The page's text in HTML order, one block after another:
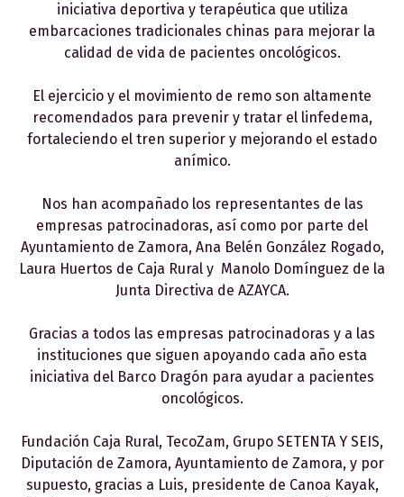
iniciativa deportiva y terapéutica que utiliza
embarcaciones tradicionales chinas para mejorar la
calidad de vida de pacientes oncológicos.
El ejercicio y el movimiento de remo son altamente
recomendados para prevenir y tratar el linfedema,
fortaleciendo el tren superior y mejorando el estado
anímico.
Nos han acompañado los representantes de las
empresas patrocinadoras, así como por parte del
Ayuntamiento de Zamora, Ana Belén González Rogado,
Laura Huertos de Caja Rural y Manolo Domínguez de la
Junta Directiva de AZAYCA.
Gracias a todos las empresas patrocinadoras y a las
instituciones que siguen apoyando cada año esta
iniciativa del Barco Dragón para ayudar a pacientes
oncológicos.
Fundación Caja Rural, TecoZam, Grupo SETENTA Y SEIS,
Diputación de Zamora, Ayuntamiento de Zamora, y por
supuesto, gracias a Luis, presidente de Canoa Kayak,